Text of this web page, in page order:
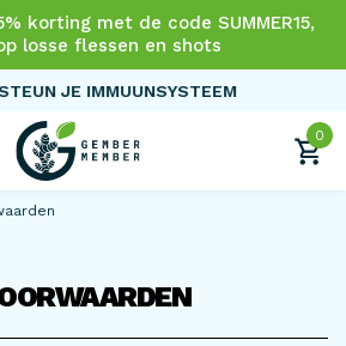
korting met de code SUMMER15,
losse flessen en shots
BESTELD = MORGEN THUIS
HOOGSTE KORTING
0